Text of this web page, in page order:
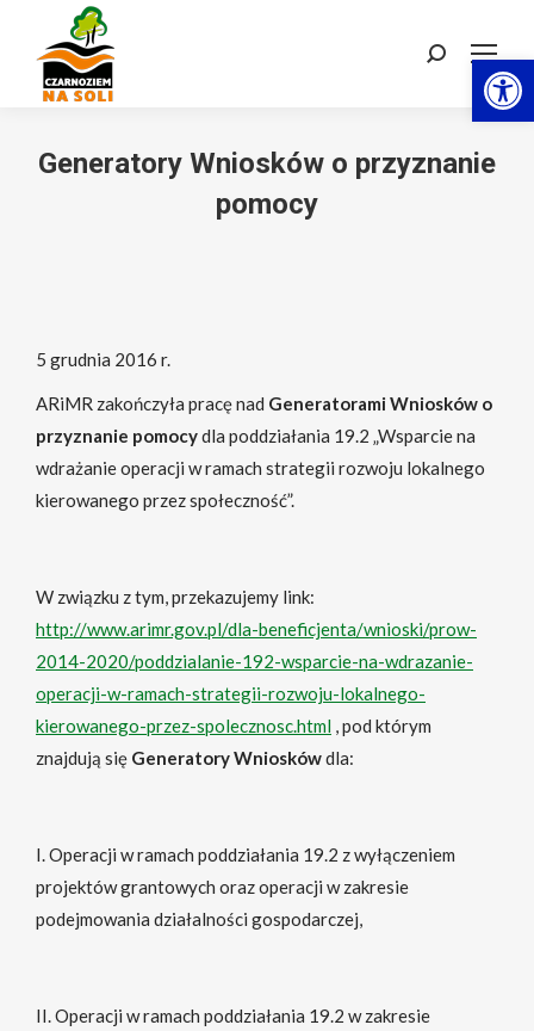
Szukaj:
Generatory Wniosków o przyznanie
pomocy
5 grudnia 2016 r.
ARiMR zakończyła pracę nad Generatorami Wniosków o
przyznanie pomocydla poddziałania 19.2 „Wsparcie na
wdrażanie operacji w ramach strategii rozwoju lokalnego
kierowanego przez społeczność”.
W związku z tym, przekazujemy link:
http://www.arimr.gov.pl/dla-beneficjenta/wnioski/prow-
2014-2020/poddzialanie-192-wsparcie-na-wdrazanie-
operacji-w-ramach-strategii-rozwoju-lokalnego-
kierowanego-przez-spolecznosc.html , pod którym
znajdują się Generatory Wnioskówdla:
I. Operacji w ramach poddziałania 19.2 z wyłączeniem
projektów grantowych oraz operacji w zakresie
podejmowania działalności gospodarczej,
II. Operacji w ramach poddziałania 19.2 w zakresie